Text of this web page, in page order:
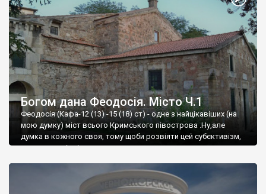
Богом дана Феодосія. Місто Ч.1
Феодосія (Кафа-12 (13) -15 (18) ст) - одне з найцікавіших (на
мою думку) міст всього Кримського півострова .Ну,але
думка в кожного своя, тому щоби розвіяти цей субєктивізм,
запрошую відвідати це